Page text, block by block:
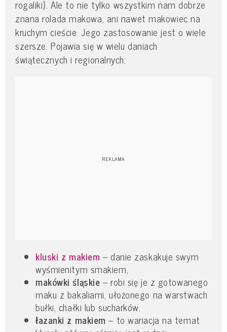
rogaliki). Ale to nie tylko wszystkim nam dobrze
znana rolada makowa, ani nawet makowiec na
kruchym cieście. Jego zastosowanie jest o wiele
szersze. Pojawia się w wielu daniach
świątecznych i regionalnych:
kluski z makiem – danie zaskakuje swym
wyśmienitym smakiem,
makówki śląskie – robi się je z gotowanego
maku z bakaliami, ułożonego na warstwach
bułki, chałki lub sucharków,
łazanki z makiem – to wariacja na temat